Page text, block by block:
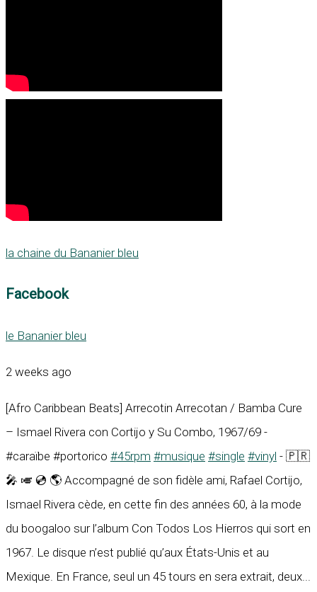
la chaine du Bananier bleu
Facebook
le Bananier bleu
2 weeks ago
[Afro Caribbean Beats] Arrecotin Arrecotan / Bamba Cure
– Ismael Rivera con Cortijo y Su Combo, 1967/69 -
#caraïbe #portorico #45rpm #musique #single #vinyl - 🇵🇷
🎤 🎺 💿 🌎 Accompagné de son fidèle ami, Rafael Cortijo,
Ismael Rivera cède, en cette fin des années 60, à la mode
du boogaloo sur l’album Con Todos Los Hierros qui sort en
1967. Le disque n’est publié qu’aux États-Unis et au
Mexique. En France, seul un 45 tours en sera extrait, deux...